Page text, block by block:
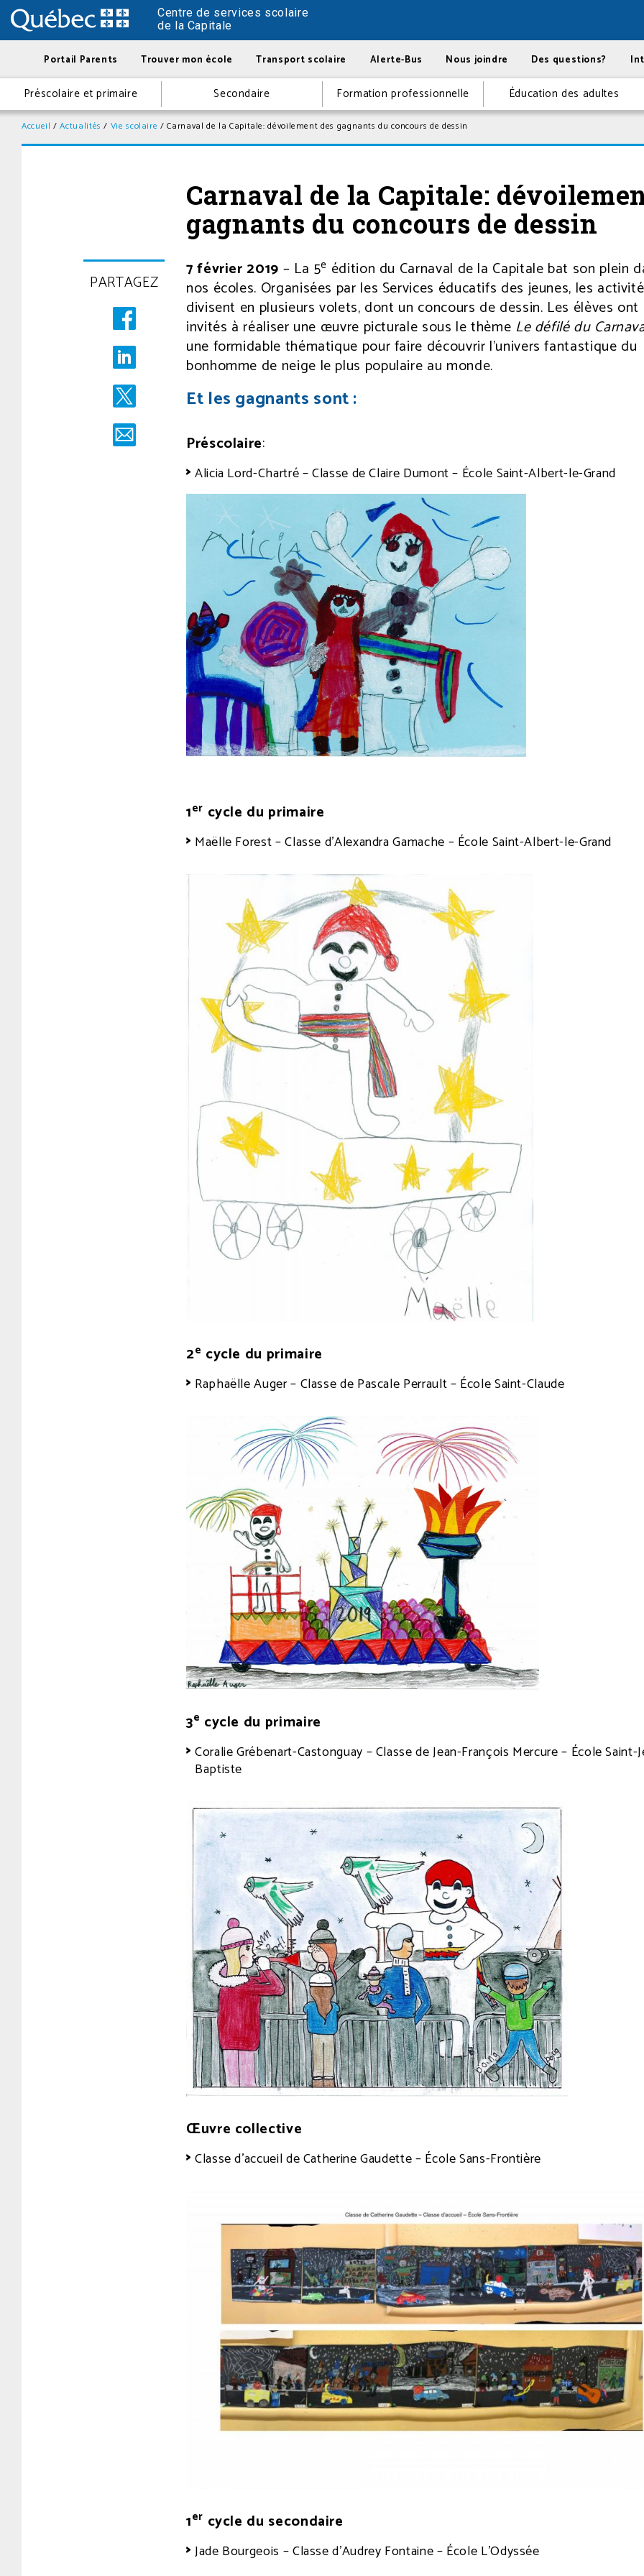
Centre de services scolaire
de la Capitale
Portail Parents Trouver mon école Transport scolaire Alerte-Bus Nous joindre Des questions?
Préscolaire et primaire Secondaire Formation professionnelle Éducation des adultes
Accueil /Actualités / Vie scolaire /Carnaval de la Capitale: dévoilement des gagnants du concours de dessin
Carnaval de la Capitale:
gagnants du concours de dessin
Posté
le
7
février
2019
à
10
17
min.
par
PARTAGEZ
7 février 2019 – La 5e édition du Carnaval de la Capitale bat son plein
nos écoles. Organisées par les Services éducatifs des jeunes, les
divisent en plusieurs volets, dont un concours de dessin. Les élèves
invités à réaliser une œuvre picturale sous le thème Le défilé du
une formidable thématique pour faire découvrir l’univers fantastique du
bonhomme de neige le plus populaire au monde.
Et les gagnants sont :
Préscolaire:
Alicia Lord-Chartré – Classe de Claire Dumont – École Saint-Albert-le-Grand
1er cycle du primaire
Maëlle Forest – Classe d’Alexandra Gamache – École Saint-Albert-le-Grand
2e cycle du primaire
Raphaëlle Auger – Classe de Pascale Perrault – École Saint-Claude
3e cycle du primaire
Coralie Grébenart-Castonguay – Classe de Jean-François Mercure – École Saint-
Baptiste
Œuvre collective
Classe d’accueil de Catherine Gaudette – École Sans-Frontière
1er cycle du secondaire
Jade Bourgeois – Classe d’Audrey Fontaine – École L’Odyssée